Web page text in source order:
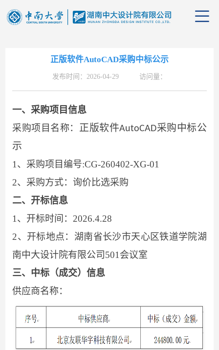
正版软件AutoCAD采购中标公示
发布时间：2026-04-29 访问量：
一、 采购项目信息
采购项目名称： 正版软件AutoCAD采购中标公
示
1、 采购项目编号:CG-260402-XG-01
2、 采购方式：询价比选采购
二、 开标信息
1、 开标时间： 2026.4.28
2、 开标地点：湖南省长沙市天心区铁道学院湖
南中大设计院有限公司501会议室
三、 中标（成交）信息
供应商名称：